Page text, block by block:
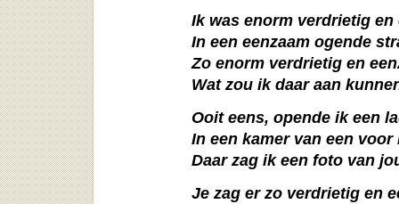
Ik was enorm verdrietig en
In een eenzaam ogende
Zo enorm verdrietig en
Wat zou ik daar aan
Ooit eens, opende ik een
In een kamer van een
Daar zag ik een foto van
Je zag er zo verdrietig en